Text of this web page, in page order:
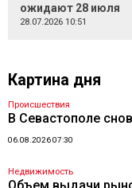
ожидают 28 июля
28.07.2026 10:51
Картина дня
Происшествия
В Севастополе
06.08.2026 07:30
Недвижимость